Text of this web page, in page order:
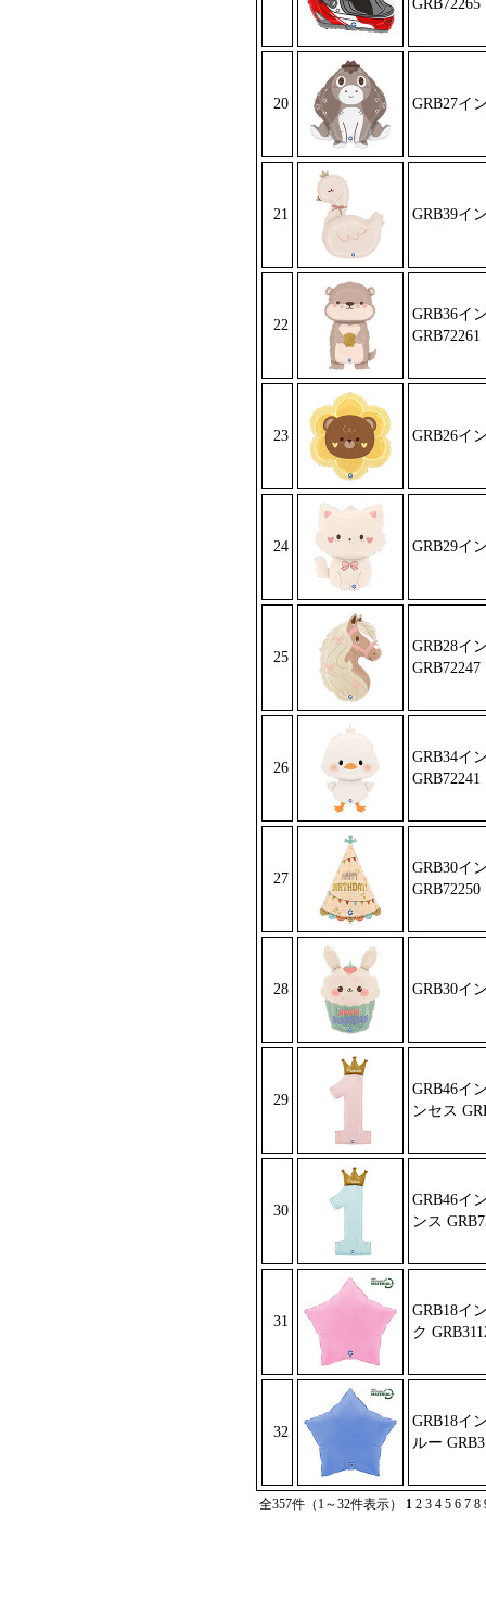
GRB72265
20 GRB27イ
21 GRB39イ
22
GRB36イ
GRB72261
23 GRB26イ
24 GRB29イ
25
GRB28イ
GRB72247
26
GRB34イ
GRB72241
27
GRB30イ
GRB72250
28 GRB30イ
29
GRB46イ
ンセス
30
GRB46イ
ンス
31
GRB18イ
ク
32
GRB18イ
ルー
全357件（1～32件表示） 1 2 3 4 5 6 7 8